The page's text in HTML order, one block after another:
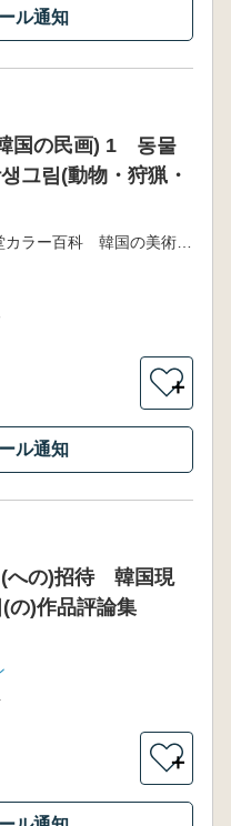
ル通知
国の民画) 1 동물
그림(動物・狩猟・
瑞文堂カラー百科 韓国の美術 11
＋
ル通知
(への)招待 韓国現
の)作品評論集
＋